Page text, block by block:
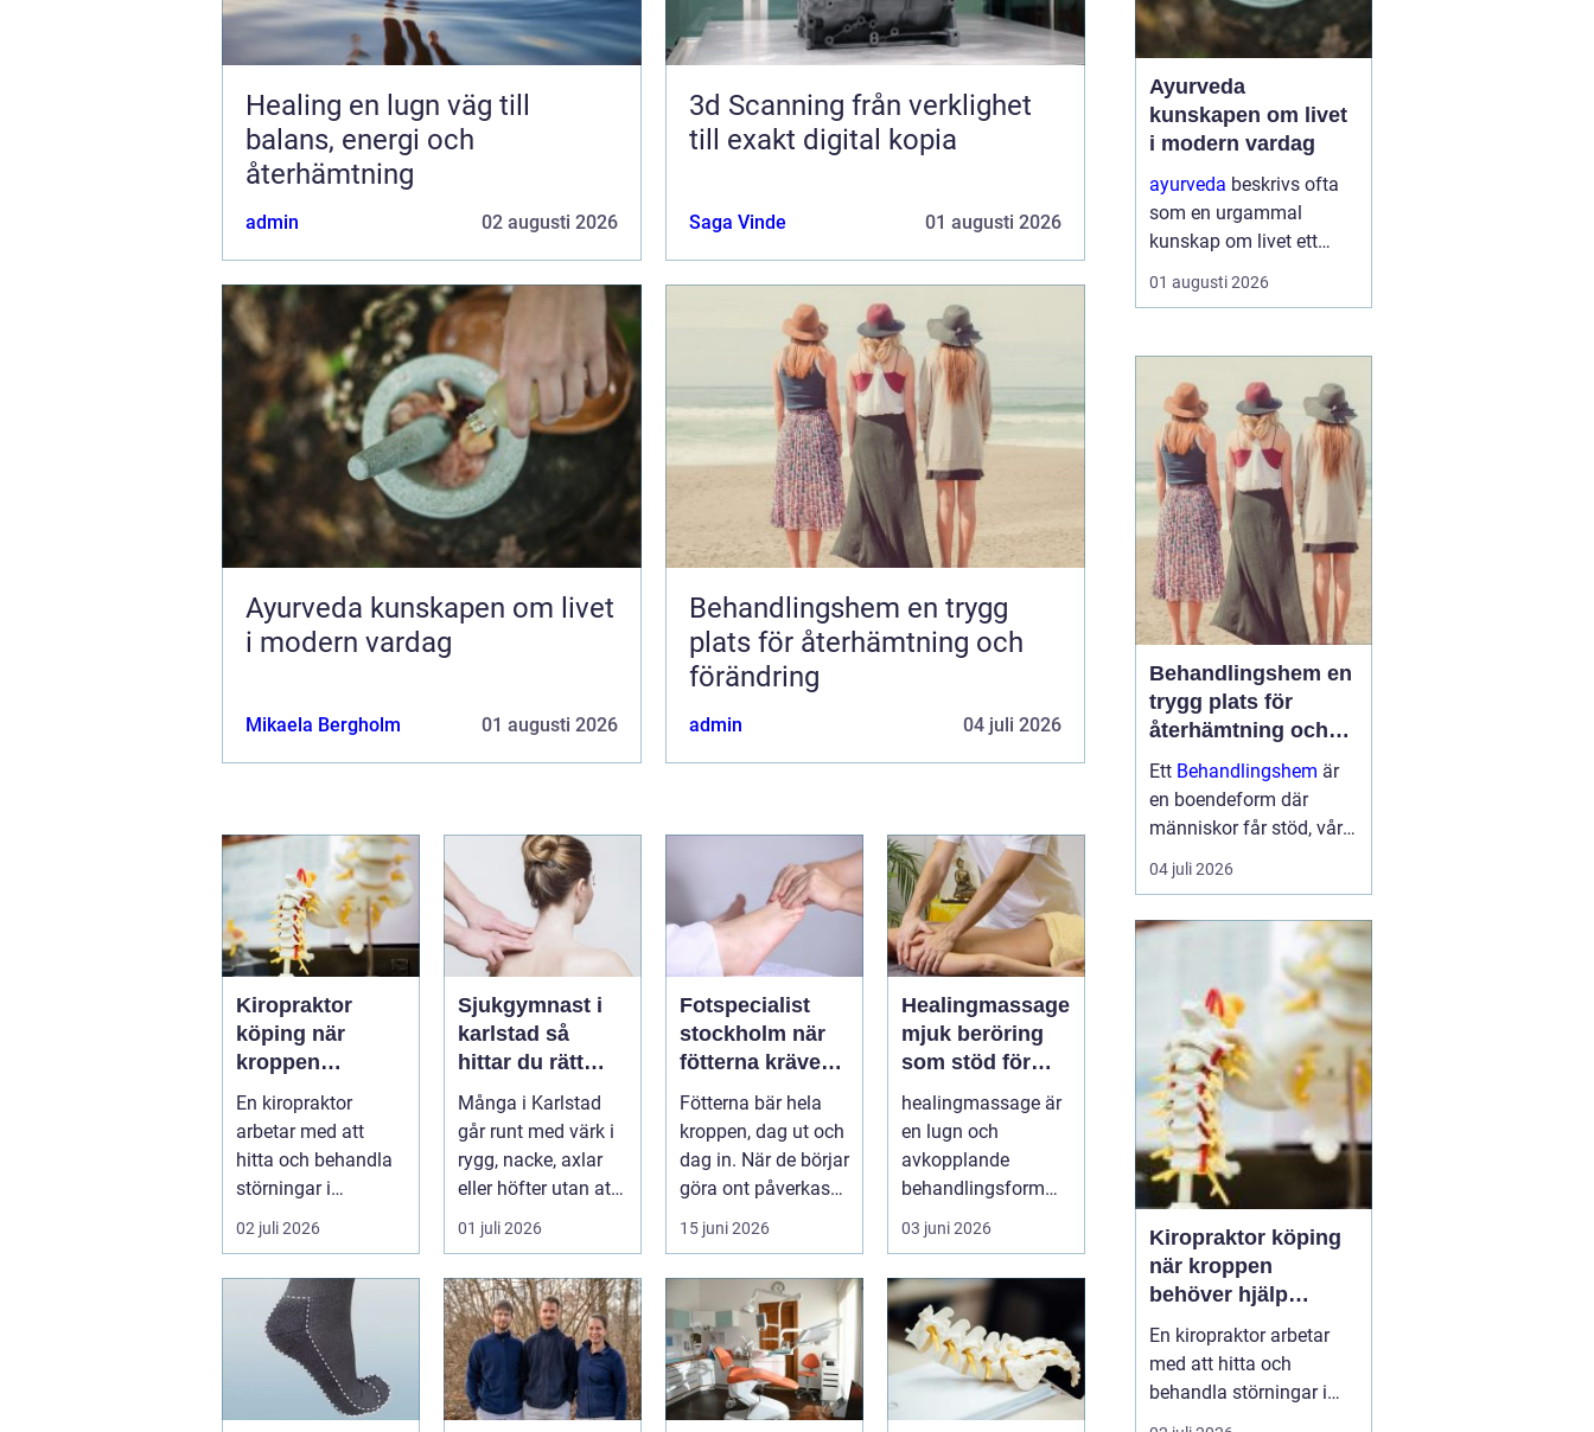
Healing en lugn väg till
balans, energi och
återhämtning
admin 02 augusti 2026
3d Scanning från verklighet
till exakt digital kopia
Saga Vinde 01 augusti 2026
Ayurveda kunskapen om livet
i modern vardag
Mikaela Bergholm 01 augusti 2026
Behandlingshem en trygg
plats för återhämtning och
förändring
admin 04 juli 2026
Kiropraktor
köping när
kroppen
behöver hjälp
tillbaka
En kiropraktor
arbetar med att
hitta och behandla
störningar i
kroppens leder,
muskler och
nervsyste...
02 juli 2026
Sjukgymnast i
karlstad så
hittar du rätt
hjälp för
kroppen
Många i Karlstad
går runt med värk i
rygg, nacke, axlar
eller höfter utan att
söka hjälp. Andra
har ...
01 juli 2026
Fotspecialist
stockholm när
fötterna kräver
mer än vanliga
sulor
Fötterna bär hela
kroppen, dag ut och
dag in. När de börjar
göra ont påverkas
mer än bara stegen
sö...
15 juni 2026
Healingmassage
mjuk beröring
som stöd för
kropp och själ
healingmassage är
en lugn och
avkopplande
behandlingsform
som förenar
klassisk massage
med energibas...
03 juni 2026
Ayurveda
kunskapen om livet
i modern vardag
ayurveda beskrivs ofta
som en urgammal
kunskap om livet ett
praktiskt system för
hälsa som förenar kropp,
stället för att enbart
fokusera på symptom
försöker ayurvedan
förstå varf...
01 augusti 2026
Behandlingshem en
trygg plats för
återhämtning och
förändring
Ett Behandlingshem är
en boendeform där
människor får stöd, vård
och struktur under en
period i livet när det
öppenvården inte räcker.
Målet är att skapa
trygghet, stabilitet och
förutsättni...
04 juli 2026
Kiropraktor köping
när kroppen
behöver hjälp
tillbaka
En kiropraktor arbetar
med att hitta och
behandla störningar i
kroppens leder, muskler